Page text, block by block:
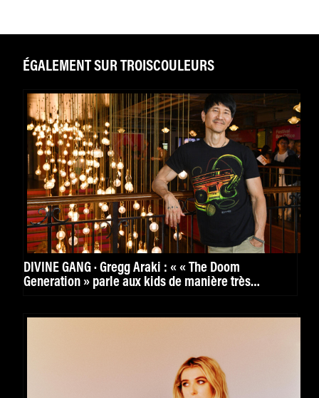
ÉGALEMENT SUR TROISCOULEURS
DIVINE GANG · Gregg Araki : « « The Doom
Generation » parle aux kids de manière très